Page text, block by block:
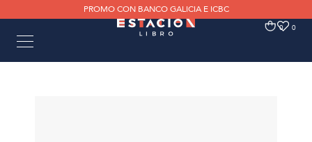
PROMO CON BANCO GALICIA E ICBC
0 0